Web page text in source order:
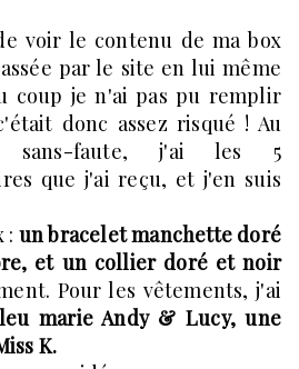
voir le contenu de ma box
par le site en lui même
coup je n'ai pas pu remplir
donc assez risqué ! Au
faute, j'ai les 5
que j'ai reçu, et j'en suis
: un bracelet manchette doré
et un collier doré et noir
Pour les vêtements, j'ai
marie Andy & Lucy, une
K.